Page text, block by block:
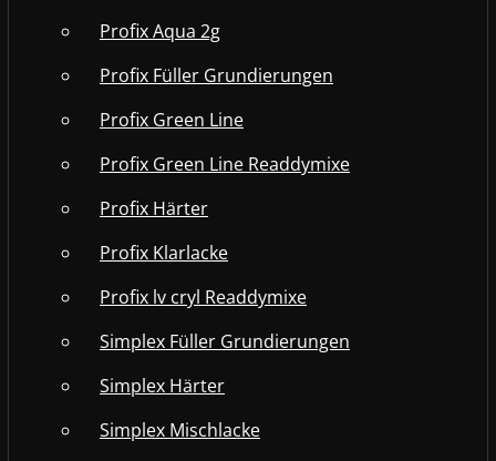
Profix Aqua 2g
Profix Füller Grundierungen
Profix Green Line
Profix Green Line Readdymixe
Profix Härter
Profix Klarlacke
Profix lv cryl Readdymixe
Simplex Füller Grundierungen
Simplex Härter
Simplex Mischlacke